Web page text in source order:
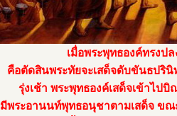
เมื่อพระพุทธองค์ทรงป
คือตัดสินพระทัยจะเสด็จดับขันธปริ
รุ่งเช้า พระพุทธองค์เสด็จเข้าไป
มีพระอานนท์พุทธอนุชาตามเสด็จ ขณ